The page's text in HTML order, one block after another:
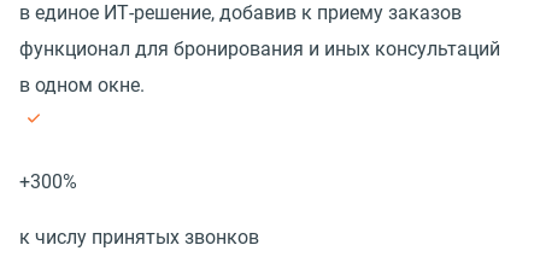
в единое ИТ-решение, добавив к приему заказов
функционал для бронирования и иных консультаций
в одном окне.
+300%
к числу принятых звонков